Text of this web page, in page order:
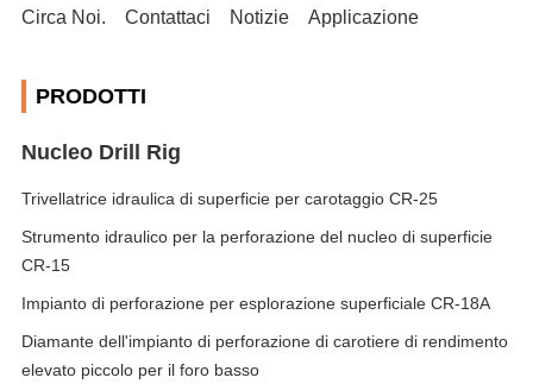
Circa Noi. Contattaci Notizie Applicazione
PRODOTTI
Nucleo Drill Rig
Trivellatrice idraulica di superficie per carotaggio CR-25
Strumento idraulico per la perforazione del nucleo di superficie
CR-15
Impianto di perforazione per esplorazione superficiale CR-18A
Diamante dell'impianto di perforazione di carotiere di rendimento
elevato piccolo per il foro basso